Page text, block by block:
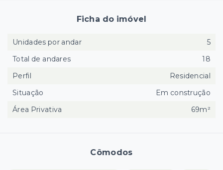
Cômodos
Ficha do imóvel
Unidades por andar
5
Total de andares
18
Perfil
Residencial
Situação
Em construção
Área Privativa
69m²